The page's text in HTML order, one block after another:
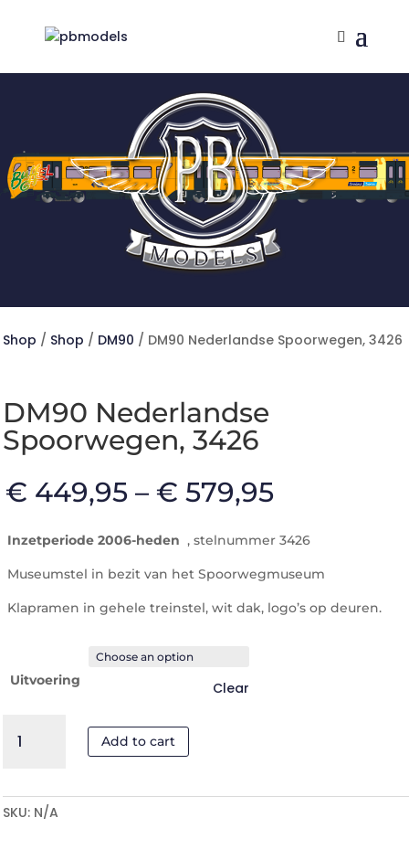
Shop / Shop / DM90 / DM90 Nederlandse Spoorwegen, 3426
DM90 Nederlandse
Spoorwegen, 3426
€ 449,95 – € 579,95
Inzetperiode 2006-heden , stelnummer 3426
Museumstel in bezit van het Spoorwegmuseum
Klapramen in gehele treinstel, wit dak, logo’s op deuren.
Uitvoering Clear
Nederlandse
quantity
Add to cart
SKU: N/A